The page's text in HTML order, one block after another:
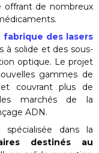
offrant de nombreux
des lasers
à solide et des sous-
optique. Le projet
gammes de
et couvrant plus de
marchés de la
ADN.
spécialisée dans la
destinés au